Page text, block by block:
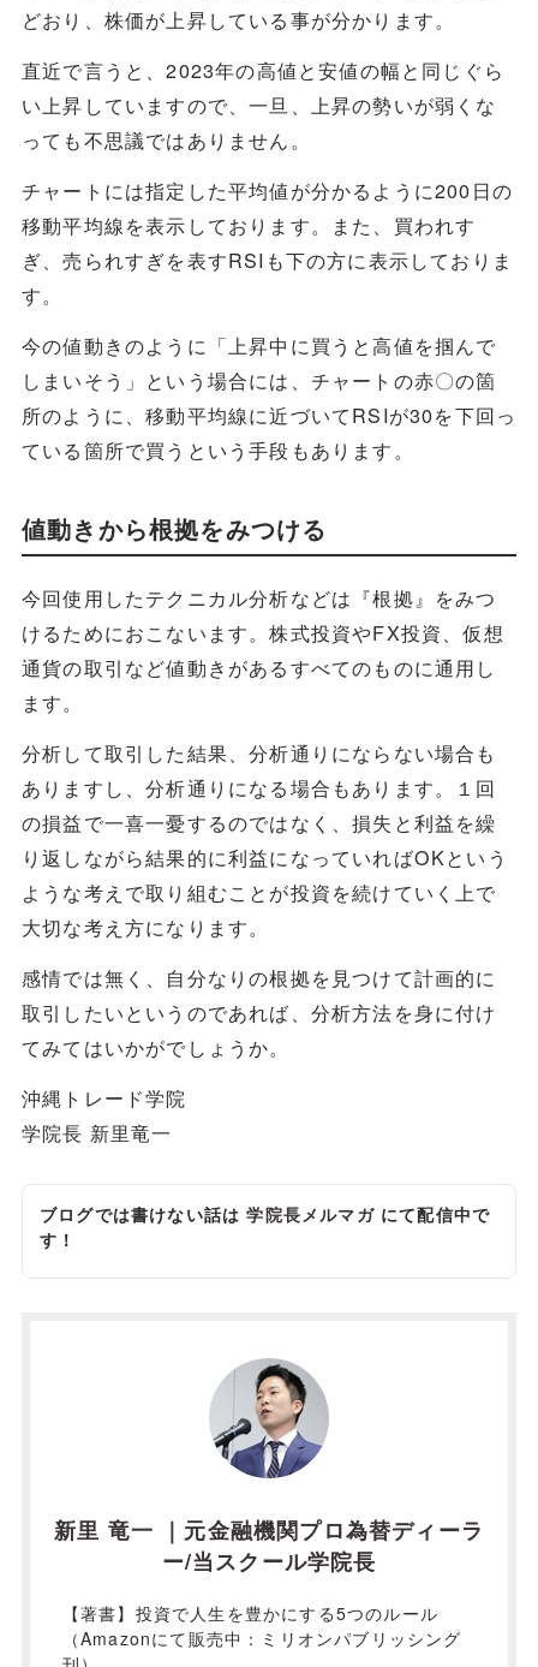
どおり、株価が上昇している事が分かります。
直近で言うと、2023年の高値と安値の幅と同じぐら
い上昇していますので、一旦、上昇の勢いが弱くな
っても不思議ではありません。
チャートには指定した平均値が分かるように200日の
移動平均線を表示しております。また、買われす
ぎ、売られすぎを表すRSIも下の方に表示しておりま
す。
今の値動きのように「上昇中に買うと高値を掴んで
しまいそう」という場合には、チャートの赤〇の箇
所のように、移動平均線に近づいてRSIが30を下回っ
ている箇所で買うという手段もあります。
値動きから根拠をみつける
今回使用したテクニカル分析などは『根拠』をみつ
けるためにおこないます。株式投資やFX投資、仮想
通貨の取引など値動きがあるすべてのものに通用し
ます。
分析して取引した結果、分析通りにならない場合も
ありますし、分析通りになる場合もあります。１回
の損益で一喜一憂するのではなく、損失と利益を繰
り返しながら結果的に利益になっていればOKという
ような考えで取り組むことが投資を続けていく上で
大切な考え方になります。
感情では無く、自分なりの根拠を見つけて計画的に
取引したいというのであれば、分析方法を身に付け
てみてはいかがでしょうか。
沖縄トレード学院
学院長 新里竜一
ブログでは書けない話は学院長メルマガにて配信中で
す！
新里 竜一 ｜元金融機関プロ為替ディーラ
ー/当スクール学院長
【著書】投資で人生を豊かにする5つのルール
（Amazonにて販売中：ミリオンパブリッシング